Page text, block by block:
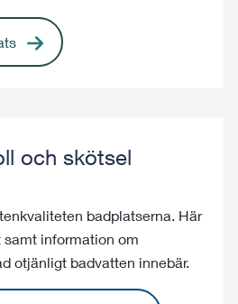
och skötsel
badplatserna. Här
information om
otjänligt badvatten innebär.